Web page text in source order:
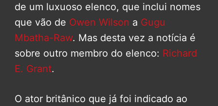
de um luxuoso elenco, que inclui nomes
que vão de Owen Wilson a Gugu
Mbatha-Raw. Mas desta vez a notícia é
sobre outro membro do elenco: Richard
E. Grant.
O ator britânico que já foi indicado ao